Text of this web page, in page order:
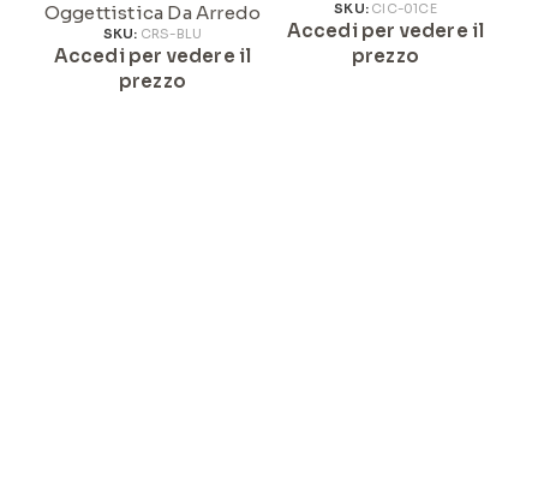
Oggettistica Da Arredo
SKU: CRS-BLU
Accedi per vedere il
prezzo
SKU: CIC-01CE
Accedi per vedere il
prezzo